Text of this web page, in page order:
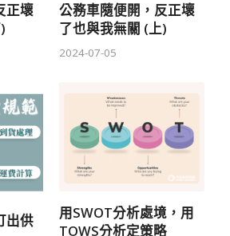
正壞
公務車隨便開，反正壞
了也與我無關 (上)
2024-07-05
出供
用SWOT分析處境，用
TOWS分析定策略